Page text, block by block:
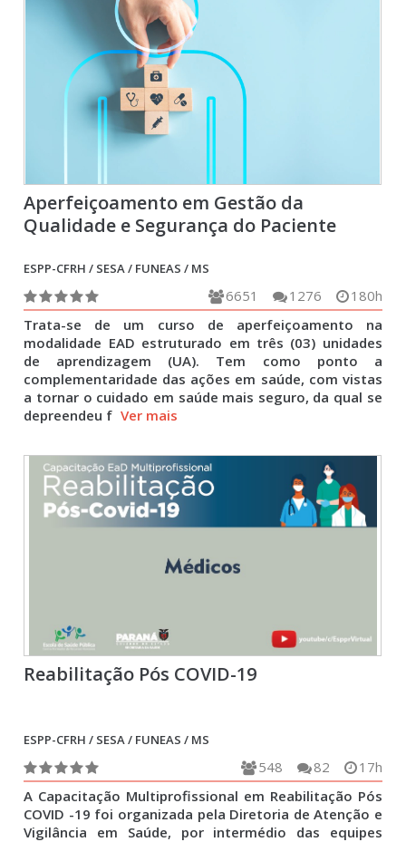
Aperfeiçoamento em Gestão da
Qualidade e Segurança do Paciente
ESPP-CFRH / SESA / FUNEAS / MS
180h
1276
6651
Trata-se de um curso de aperfeiçoamento na
modalidade EAD estruturado em três (03) unidades
de aprendizagem (UA). Tem como ponto a
complementaridade das ações em saúde, com vistas
a tornar o cuidado em saúde mais seguro, da qual se
depreendeu f Ver mais
Reabilitação Pós COVID-19
ESPP-CFRH / SESA / FUNEAS / MS
17h
82
548
A Capacitação Multiprofissional em Reabilitação Pós
COVID -19 foi organizada pela Diretoria de Atenção e
Vigilância em Saúde, por intermédio das equipes